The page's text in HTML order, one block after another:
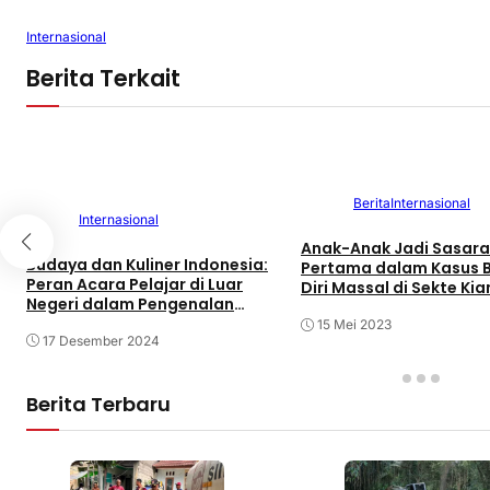
Internasional
Berita Terkait
Internasional
Budaya dan Kuliner Indonesia:
Peran Acara Pelajar di Luar
Negeri dalam Pengenalan
17 Desember 2024
BeritaInternasional
Anak-Anak Jadi
Pertama dalam Kasus
Diri Massal di Sekte
15 Mei 2023
Berita Terbaru